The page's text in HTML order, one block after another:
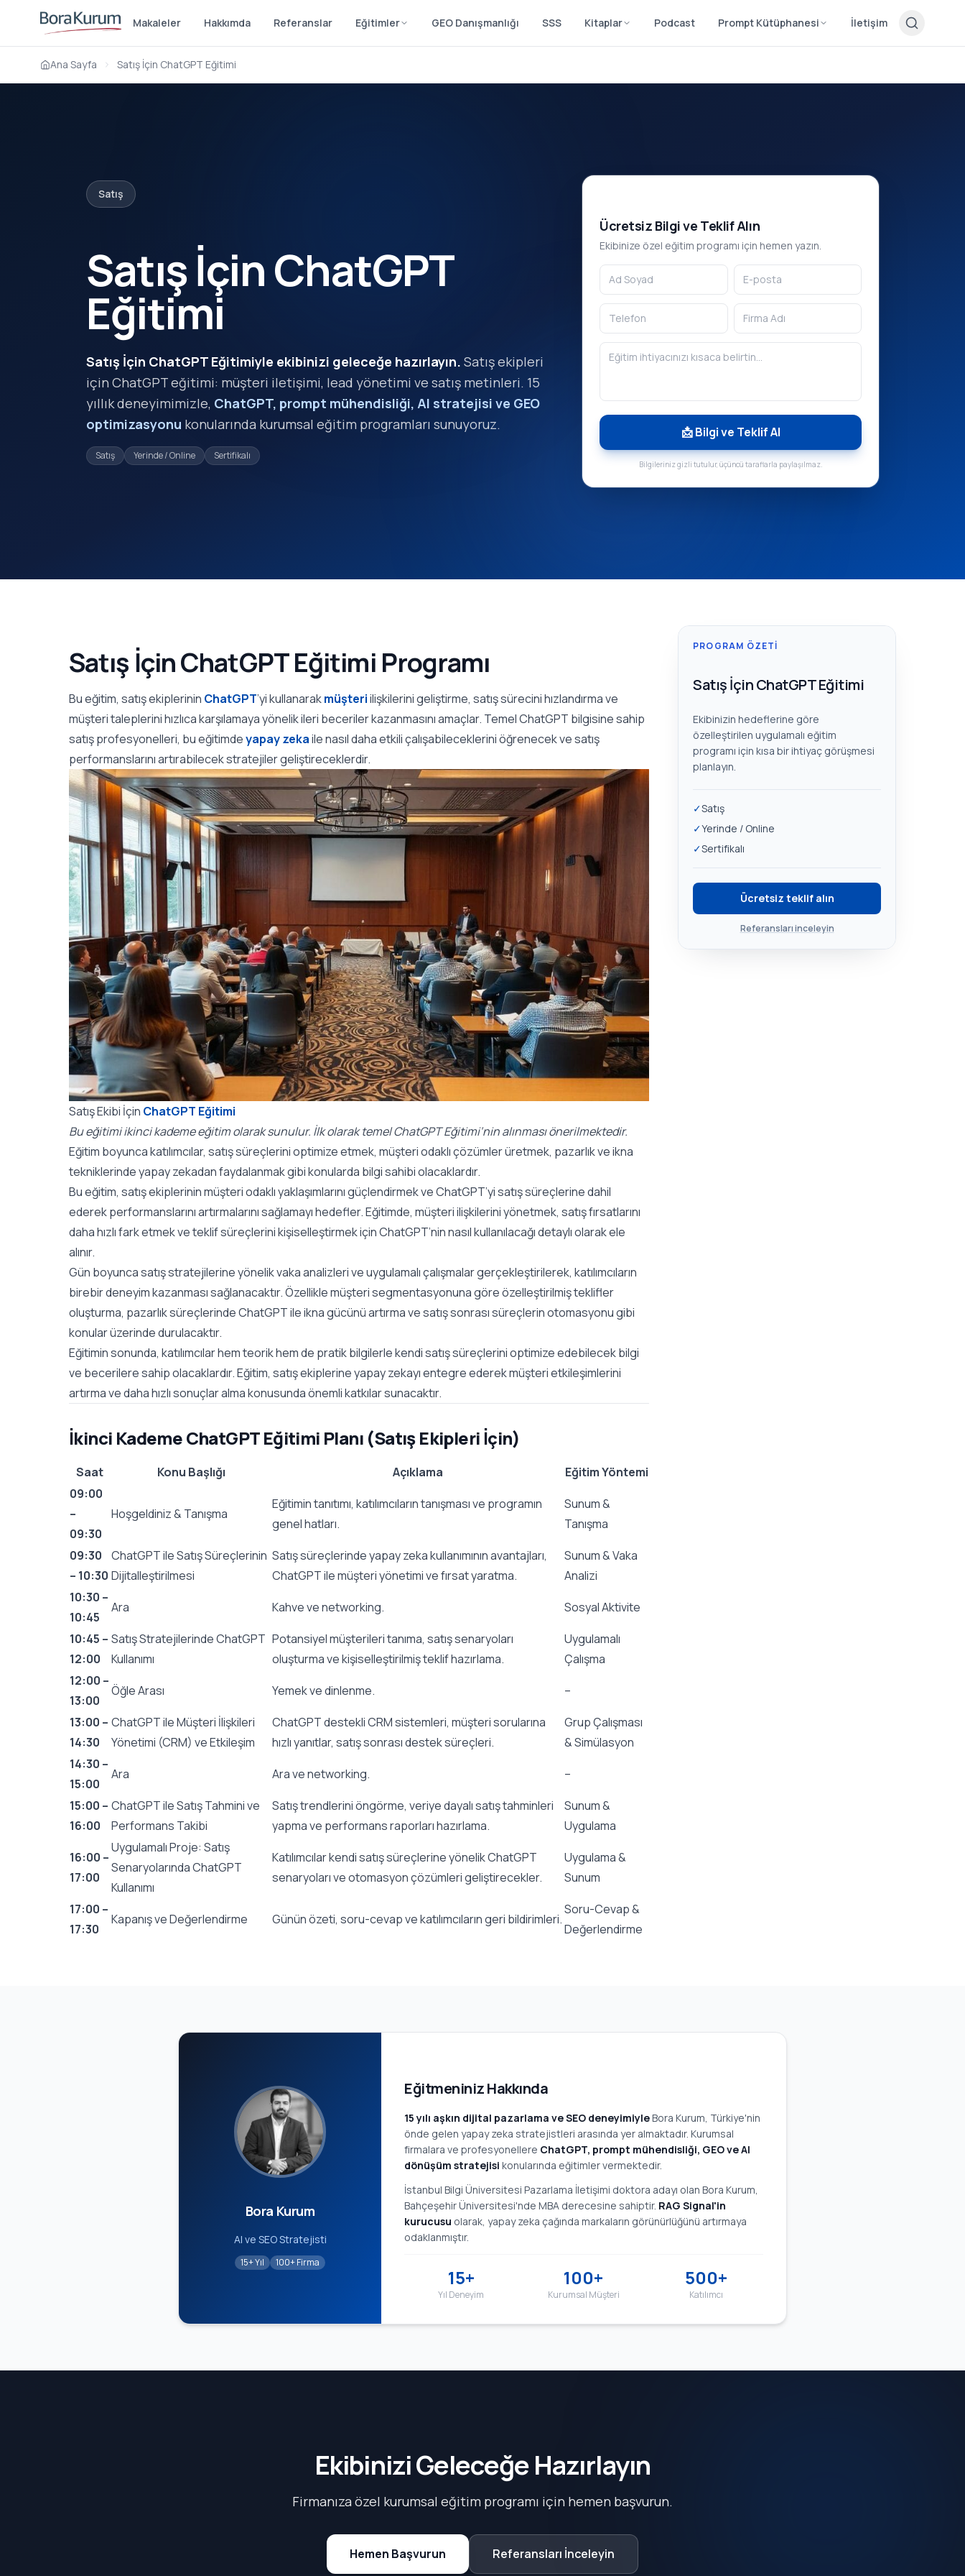
Makaleler Hakkımda Referanslar Eğitimler GEO Danışmanlığı SSS Kitaplar Podcast Prompt Kütüphanesi İletişim
Ana Sayfa Satış İçin ChatGPT Eğitimi
Satış
Satış İçin ChatGPT
Eğitimi
Satış İçin ChatGPT Eğitimiyle ekibinizi geleceğe hazırlayın. Satış ekipleri
için ChatGPT eğitimi: müşteri iletişimi, lead yönetimi ve satış metinleri. 15
yıllık deneyimimizle, ChatGPT, prompt mühendisliği, AI stratejisi ve GEO
optimizasyonu konularında kurumsal eğitim programları sunuyoruz.
Satış Yerinde / Online Sertifikalı
Ücretsiz Bilgi ve Teklif Alın
Ekibinize özel eğitim programı için hemen yazın.
📩 Bilgi ve Teklif Al
Bilgileriniz gizli tutulur, üçüncü taraflarla paylaşılmaz.
Satış İçin ChatGPT Eğitimi Programı
Bu eğitim, satış ekiplerinin ChatGPT’yi kullanarakmüşteriilişkilerini geliştirme, satış sürecini hızlandırma ve
müşteri taleplerini hızlıca karşılamaya yönelik ileri beceriler kazanmasını amaçlar. Temel ChatGPT bilgisine sahip
satış profesyonelleri, bu eğitimdeyapay zekaile nasıl daha etkili çalışabileceklerini öğrenecek ve satış
performanslarını artırabilecek stratejiler geliştireceklerdir.
Satış Ekibi İçin ChatGPT Eğitimi
Bu eğitimi ikinci kademe eğitim olarak sunulur. İlk olarak temelChatGPT Eğitimi‘nin alınması önerilmektedir.
Eğitim boyunca katılımcılar, satış süreçlerini optimize etmek, müşteri odaklı çözümler üretmek, pazarlık ve ikna
tekniklerinde yapay zekadan faydalanmak gibi konularda bilgi sahibi olacaklardır.
Bu eğitim, satış ekiplerinin müşteri odaklı yaklaşımlarını güçlendirmek ve ChatGPT’yi satış süreçlerine dahil
ederek performanslarını artırmalarını sağlamayı hedefler. Eğitimde, müşteri ilişkilerini yönetmek, satış fırsatlarını
daha hızlı fark etmek ve teklif süreçlerini kişiselleştirmek için ChatGPT’nin nasıl kullanılacağı detaylı olarak ele
alınır.
Gün boyunca satış stratejilerine yönelik vaka analizleri ve uygulamalı çalışmalar gerçekleştirilerek, katılımcıların
birebir deneyim kazanması sağlanacaktır. Özellikle müşteri segmentasyonuna göre özelleştirilmiş teklifler
oluşturma, pazarlık süreçlerinde ChatGPT ile ikna gücünü artırma ve satış sonrası süreçlerin otomasyonu gibi
konular üzerinde durulacaktır.
Eğitimin sonunda, katılımcılar hem teorik hem de pratik bilgilerle kendi satış süreçlerini optimize edebilecek bilgi
ve becerilere sahip olacaklardır. Eğitim, satış ekiplerine yapay zekayı entegre ederek müşteri etkileşimlerini
artırma ve daha hızlı sonuçlar alma konusunda önemli katkılar sunacaktır.
İkinci Kademe ChatGPT Eğitimi Planı (Satış Ekipleri İçin)
Saat Konu Başlığı Açıklama
Eğitim Yöntemi
09:00
–
09:30
Hoşgeldiniz & Tanışma
Eğitimin tanıtımı, katılımcıların tanışması ve programın
genel hatları.
Sunum &
Tanışma
09:30
– 10:30
ChatGPT ile Satış Süreçlerinin
Dijitalleştirilmesi
Satış süreçlerinde yapay zeka kullanımının avantajları,
ChatGPT ile müşteri yönetimi ve fırsat yaratma.
Sunum & Vaka
Analizi
10:30 –
10:45
Ara Kahve ve networking.
Sosyal Aktivite
10:45 –
12:00
Satış Stratejilerinde ChatGPT
Kullanımı
Potansiyel müşterileri tanıma, satış senaryoları
oluşturma ve kişiselleştirilmiş teklif hazırlama.
Uygulamalı
Çalışma
12:00 –
13:00
Öğle Arası Yemek ve dinlenme.
–
13:00 –
14:30
ChatGPT ile Müşteri İlişkileri
Yönetimi (CRM) ve Etkileşim
ChatGPT destekli CRM sistemleri, müşteri sorularına
hızlı yanıtlar, satış sonrası destek süreçleri.
Grup Çalışması
& Simülasyon
14:30 –
15:00
Ara Ara ve networking.
–
15:00 –
16:00
ChatGPT ile Satış Tahmini ve
Performans Takibi
Satış trendlerini öngörme, veriye dayalı satış tahminleri
yapma ve performans raporları hazırlama.
Sunum &
Uygulama
16:00 –
17:00
Uygulamalı Proje: Satış
Senaryolarında ChatGPT
Kullanımı
Katılımcılar kendi satış süreçlerine yönelik ChatGPT
senaryoları ve otomasyon çözümleri geliştirecekler.
Uygulama &
Sunum
17:00 –
17:30
Kapanış ve Değerlendirme Günün özeti, soru-cevap ve katılımcıların geri bildirimleri.
Soru-Cevap &
Değerlendirme
PROGRAM ÖZETI
Satış İçin ChatGPT Eğitimi
Ekibinizin hedeflerine göre
özelleştirilen uygulamalı eğitim
programı için kısa bir ihtiyaç görüşmesi
planlayın.
✓Satış
✓Yerinde / Online
✓Sertifikalı
Ücretsiz teklif alın
Referansları inceleyin
Bora Kurum
AI ve SEO Stratejisti
15+ Yıl 100+ Firma
Eğitmeniniz Hakkında
15 yılı aşkın dijital pazarlama ve SEO deneyimiyleBora Kurum, Türkiye'nin
önde gelen yapay zeka stratejistleri arasında yer almaktadır. Kurumsal
firmalara ve profesyonellere ChatGPT, prompt mühendisliği, GEO ve AI
dönüşüm stratejisi konularında eğitimler vermektedir.
İstanbul Bilgi Üniversitesi Pazarlama İletişimi doktora adayı olan Bora Kurum,
Bahçeşehir Üniversitesi'nde MBA derecesine sahiptir. RAG Signal'in
kurucusu olarak, yapay zeka çağında markaların görünürlüğünü artırmaya
odaklanmıştır.
15+
Yıl Deneyim
100+
Kurumsal Müşteri
500+
Katılımcı
Ekibinizi Geleceğe Hazırlayın
Firmanıza özel kurumsal eğitim programı için hemen başvurun.
Hemen Başvurun Referansları İnceleyin